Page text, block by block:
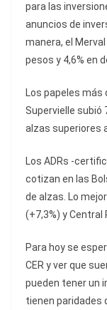
para las
anuncios de
manera, el
pesos y 4,6% en
Los papeles más
Supervielle subió
alzas superiores a
Los ADRs -
cotizan en las
de alzas. Lo
(+7,3%) y Central
Para hoy se
CER y ver que
pueden tener un
tienen paridades